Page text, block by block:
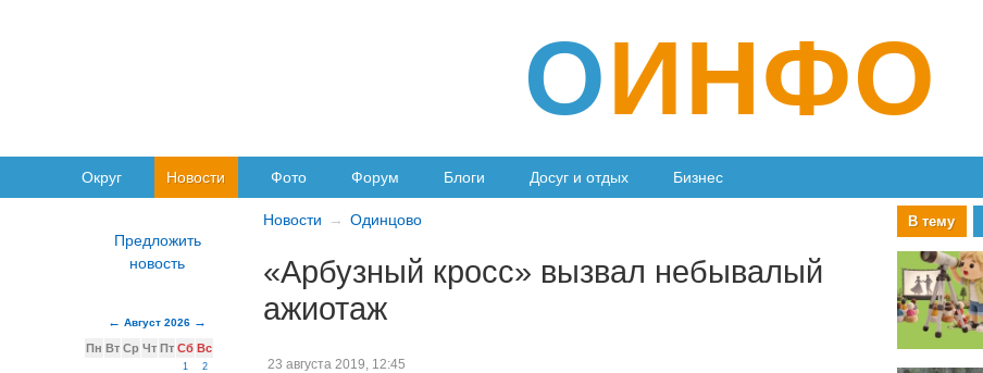
ОИНФО
Округ Новости Фото Форум Блоги Досуг и отдых Бизнес
Новости Одинцово
«Арбузный кросс» вызвал небывалый
ажиотаж
23 августа 2019, 12:45
Август 2026
Пн Вт Ср Чт Пт Сб Вс
1
2
В тему